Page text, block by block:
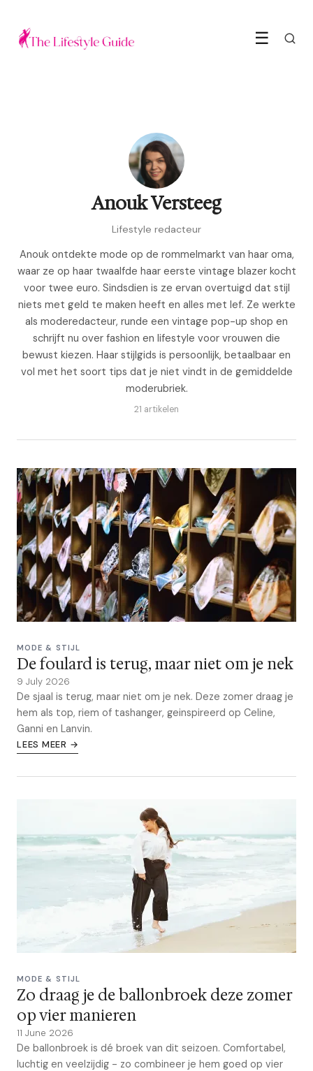
☰
Anouk Versteeg
Lifestyle redacteur
Anouk ontdekte mode op de rommelmarkt van haar oma,
waar ze op haar twaalfde haar eerste vintage blazer kocht
voor twee euro. Sindsdien is ze ervan overtuigd dat stijl
niets met geld te maken heeft en alles met lef. Ze werkte
als moderedacteur, runde een vintage pop-up shop en
schrijft nu over fashion en lifestyle voor vrouwen die
bewust kiezen. Haar stijlgids is persoonlijk, betaalbaar en
vol met het soort tips dat je niet vindt in de gemiddelde
moderubriek.
21 artikelen
MODE & STIJL
De foulard is terug, maar niet om je nek
9 July 2026
De sjaal is terug, maar niet om je nek. Deze zomer draag je
hem als top, riem of tashanger, geinspireerd op Celine,
Ganni en Lanvin.
LEES MEER →
MODE & STIJL
Zo draag je de ballonbroek deze zomer
op vier manieren
11 June 2026
De ballonbroek is dé broek van dit seizoen. Comfortabel,
luchtig en veelzijdig - zo combineer je hem goed op vier